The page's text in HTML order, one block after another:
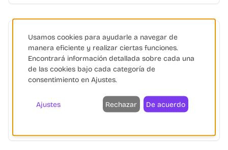
Loox
Shopify Opiniones Online
Fidelización de Clientes
+1
Loox: app Shopify para reseñas visuales, que impulsa el
y programas de fidelización.
Usamos cookies para ayudarle a navegar de
manera eficiente y realizar ciertas funciones.
Encontrará información detallada sobre cada una
de las cookies bajo cada categoría de
consentimiento en Ajustes.
Ajustes Rechazar De acuerdo